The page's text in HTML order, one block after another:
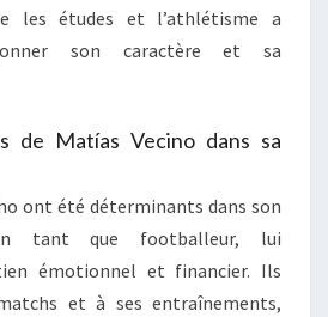
les études et l’athlétisme a
son caractère et sa
de Matías Vecino dans sa
ont été déterminants dans son
tant que footballeur, lui
émotionnel et financier. Ils
et à ses entraînements,